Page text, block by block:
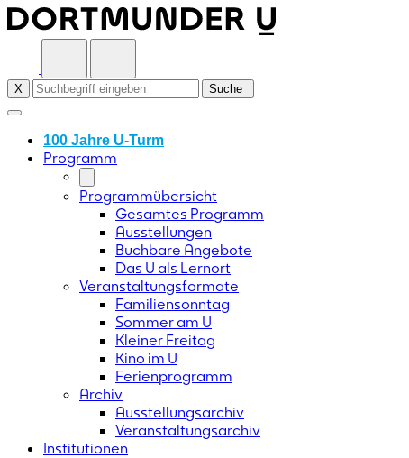
Skip
to
X Suche
100 Jahre U-Turm
Programm
Programmübersicht
Gesamtes Programm
Ausstellungen
Buchbare Angebote
Das U als Lernort
Veranstaltungsformate
Familiensonntag
Sommer am U
Kleiner Freitag
Kino im U
Ferienprogramm
Archiv
Ausstellungsarchiv
Veranstaltungsarchiv
Institutionen